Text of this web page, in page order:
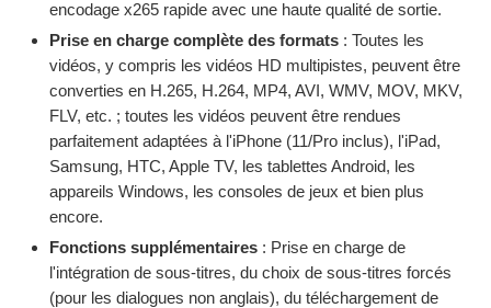
encodage x265 rapide avec une haute qualité de sortie.
Prise en charge complète des formats : Toutes les
vidéos, y compris les vidéos HD multipistes, peuvent être
converties en H.265, H.264, MP4, AVI, WMV, MOV, MKV,
FLV, etc. ; toutes les vidéos peuvent être rendues
parfaitement adaptées à l'iPhone (11/Pro inclus), l'iPad,
Samsung, HTC, Apple TV, les tablettes Android, les
appareils Windows, les consoles de jeux et bien plus
encore.
Fonctions supplémentaires : Prise en charge de
l'intégration de sous-titres, du choix de sous-titres forcés
(pour les dialogues non anglais), du téléchargement de